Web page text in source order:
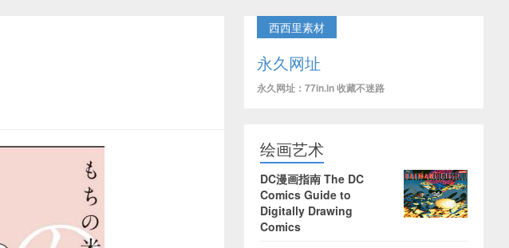
西西里素材
永久网址
永久网址：77in.in 收藏不迷路
绘画艺术
DC漫画指南 The DC
Comics Guide to
Digitally Drawing
Comics